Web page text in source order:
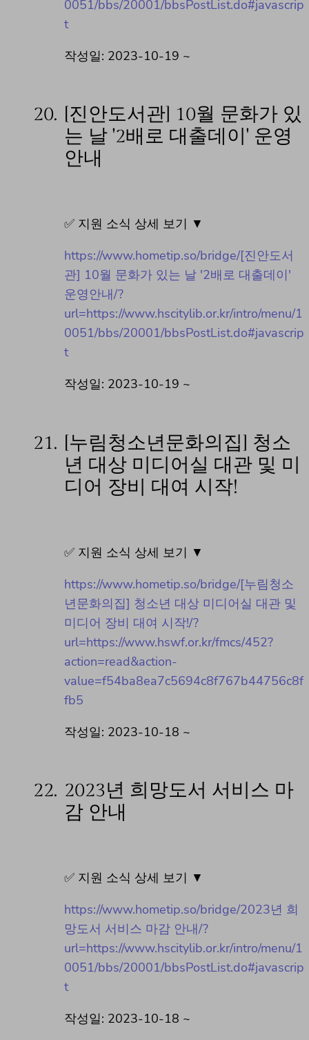
0051/bbs/20001/bbsPostList.do#javascrip
t
작성일: 2023-10-19 ~
20.
[진안도서관] 10월 문화가 있
는 날 '2배로 대출데이' 운영
안내
✅ 지원 소식 상세 보기 ▼
https://www.hometip.so/bridge/[진안도서
관] 10월 문화가 있는 날 '2배로 대출데이'
운영안내/?
url=https://www.hscitylib.or.kr/intro/menu/1
0051/bbs/20001/bbsPostList.do#javascrip
t
작성일: 2023-10-19 ~
21. [누림청소년문화의집] 청소
년 대상 미디어실 대관 및 미
디어 장비 대여 시작!
✅ 지원 소식 상세 보기 ▼
https://www.hometip.so/bridge/[누림청소
년문화의집] 청소년 대상 미디어실 대관 및
미디어 장비 대여 시작!/?
url=https://www.hswf.or.kr/fmcs/452?
action=read&action-
value=f54ba8ea7c5694c8f767b44756c8f
fb5
작성일: 2023-10-18 ~
22. 2023년 희망도서 서비스 마
감 안내
✅ 지원 소식 상세 보기 ▼
https://www.hometip.so/bridge/2023년 희
망도서 서비스 마감 안내/?
url=https://www.hscitylib.or.kr/intro/menu/1
0051/bbs/20001/bbsPostList.do#javascrip
t
작성일: 2023-10-18 ~